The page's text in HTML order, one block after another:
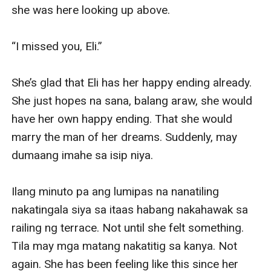
she was here looking up above.
“I missed you, Eli.”
She’s glad that Eli has her happy ending already.
She just hopes na sana, balang araw, she would
have her own happy ending. That she would
marry the man of her dreams. Suddenly, may
dumaang imahe sa isip niya.
Ilang minuto pa ang lumipas na nanatiling
nakatingala siya sa itaas habang nakahawak sa
railing ng terrace. Not until she felt something.
Tila may mga matang nakatitig sa kanya. Not
again. She has been feeling like this since her